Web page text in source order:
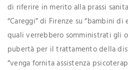
di riferire in merito alla prassi
“Careggi” di Firenze su “bambini di
quali verrebbero somministrati gli
pubertà per il trattamento della
“venga fornita assistenza